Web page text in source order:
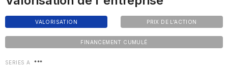
VALORISATION PRIX DE L'ACTION
FINANCEMENT CUMULÉ
SERIES A ***